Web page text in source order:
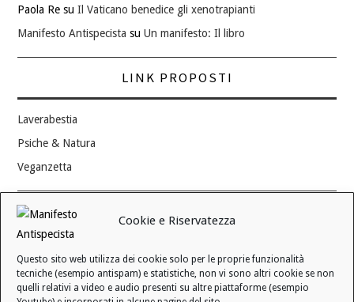
Cookie e Riservatezza
Questo sito web utilizza dei cookie solo per le proprie funzionalità
tecniche (esempio antispam) e statistiche, non vi sono altri cookie se non
quelli relativi a video e audio presenti su altre piattaforme (esempio
Paola Re suIl Vaticano benedice gli xenotrapianti
Manifesto Antispecista suUn manifesto: Il libro
LINK PROPOSTI
Laverabestia
Psiche & Natura
Veganzetta
Modifica consenso ai cookie
REVOCA IL TUO CONSENSO
Stato attuale: Negato